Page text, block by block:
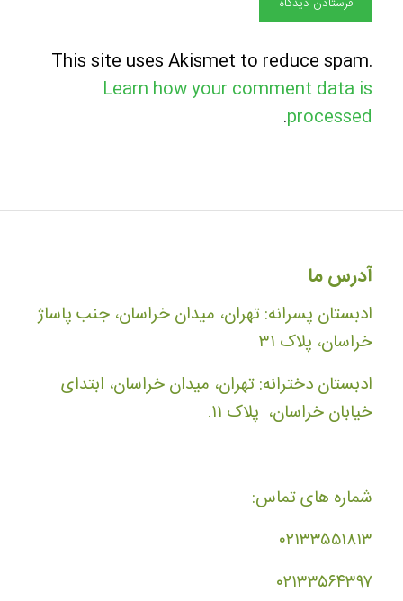
This site uses Akismet to reduce spam.
Learn how your comment data is
processed
.
آدرس ما
ادبستان پسرانه: تهران، میدان خراسان، جنب پاساژ
خراسان، پلاک ۳۱
ادبستان دخترانه: تهران، میدان خراسان، ابتدای
خیابان خراسان، پلاک ۱۱.
شماره های تماس:
۰۲۱۳۳۵۵۱۸۱۳
۰۲۱۳۳۵۶۴۳۹۷